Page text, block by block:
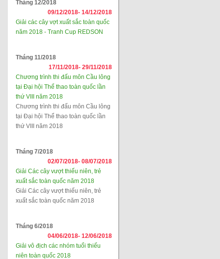
Tháng 12/2018
09/12/2018- 14/12/2018
Giải các cây vợt xuất sắc toàn quốc
năm 2018 - Tranh Cup REDSON
Tháng 11/2018
17/11/2018- 29/11/2018
Chương trình thi đấu môn Cầu lông
tại Đại hội Thể thao toàn quốc lần
thứ VIII năm 2018
Chương trình thi đấu môn Cầu lông
tại Đại hội Thể thao toàn quốc lần
thứ VIII năm 2018
Tháng 7/2018
02/07/2018- 08/07/2018
Giải Các cây vượt thiếu niên, trẻ
xuất sắc toàn quốc năm 2018
Giải Các cây vượt thiếu niên, trẻ
xuất sắc toàn quốc năm 2018
Tháng 6/2018
04/06/2018- 12/06/2018
Giải vô địch các nhóm tuổi thiếu
niên toàn quốc 2018